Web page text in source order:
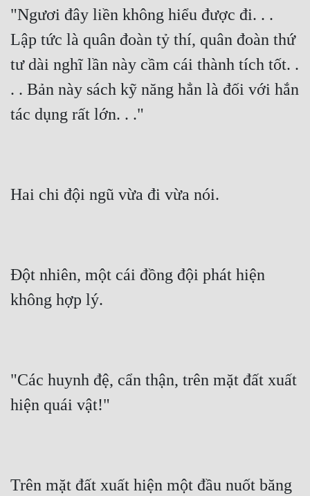
Tính Cách Nhân Vật :
Cơ Trí
Điềm Đạm
"Ngươi đây liền không hiểu được đi. . .
Lập tức là quân đoàn tỷ thí, quân đoàn thứ
tư dài nghĩ lần này cầm cái thành tích tốt. .
. . Bản này sách kỹ năng hẳn là đối với hắn
tác dụng rất lớn. . ."
Hai chi đội ngũ vừa đi vừa nói.
Đột nhiên, một cái đồng đội phát hiện
không hợp lý.
"Các huynh đệ, cẩn thận, trên mặt đất xuất
hiện quái vật!"
Trên mặt đất xuất hiện một đầu nuốt băng